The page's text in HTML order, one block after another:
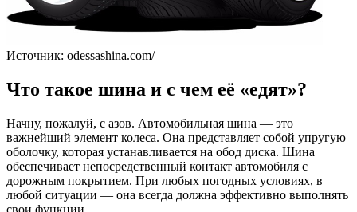
Источник: odessashina.com/
Что такое шина и с чем её «едят»?
Начну, пожалуй, с азов. Автомобильная шина — это
важнейший элемент колеса. Она представляет собой упругую
оболочку, которая устанавливается на обод диска. Шина
обеспечивает непосредственный контакт автомобиля с
дорожным покрытием. При любых погодных условиях, в
любой ситуации — она всегда должна эффективно выполнять
свои функции.